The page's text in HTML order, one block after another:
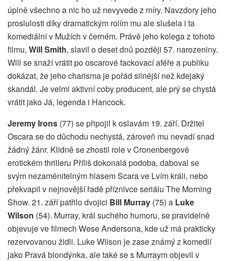
úplně všechno a nic ho už nevyvede z míry. Navzdory jeho
proslulosti díky dramatickým rolím mu ale slušela i ta
komediální v Mužích v černém. Právě jeho kolega z tohoto
filmu, Will Smith, slavil o deset dnů později 57. narozeniny.
Will se snaží vrátit po oscarové fackovací aféře a publiku
dokázat, že jeho charisma je pořád silnější než kdejaký
skandál. Je velmi aktivní coby producent, ale prý se chystá
vrátit jako Já, legenda i Hancock.
Jeremy Irons (77) se připojil k oslavám 19. září. Držitel
Oscara se do důchodu nechystá, zároveň mu nevadí snad
žádný žánr. Klidně se zhostil role v Cronenbergově
erotickém thrilleru Příliš dokonalá podoba, daboval se
svým nezaměnitelným hlasem Scara ve Lvím králi, nebo
překvapil v nejnovější řadě příznivce seriálu The Morning
Show. 21. září patřilo dvojici Bill Murray (75) a Luke
Wilson (54). Murray, král suchého humoru, se pravidelně
objevuje ve filmech Wese Andersona, kde už má prakticky
rezervovanou židli. Luke Wilson je zase známý z komedií
jako Pravá blondýnka, ale také se s Murraym objevil v